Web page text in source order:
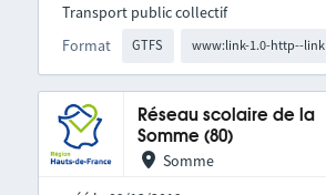
Format GTFS www:link-1.0-http--link
Transport public collectif
Réseau scolaire de la
Somme (80)
Somme